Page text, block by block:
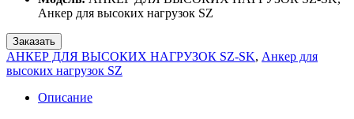
Анкер для высоких нагрузок SZ
Заказать
АНКЕР ДЛЯ ВЫСОКИХ НАГРУЗОК SZ-SK, Анкер для
высоких нагрузок SZ
Описание